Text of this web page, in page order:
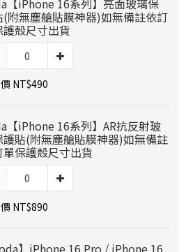
【iPhone 16系列】亮面玻璃保
(附無塵艙貼膜神器)如無備註依訂
護殼尺寸出貨
NT$490
【iPhone 16系列】AR抗反射玻
護貼(附無塵艙貼膜神器)如無備註
單保護殼尺寸出貨
NT$890
】iPhone 16 Pro / iPhone 16